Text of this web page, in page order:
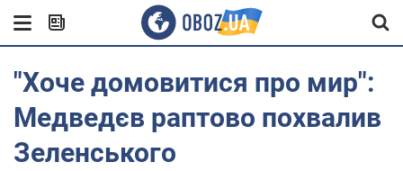
"Хоче домовитися про мир":
Медведєв раптово похвалив
Зеленського